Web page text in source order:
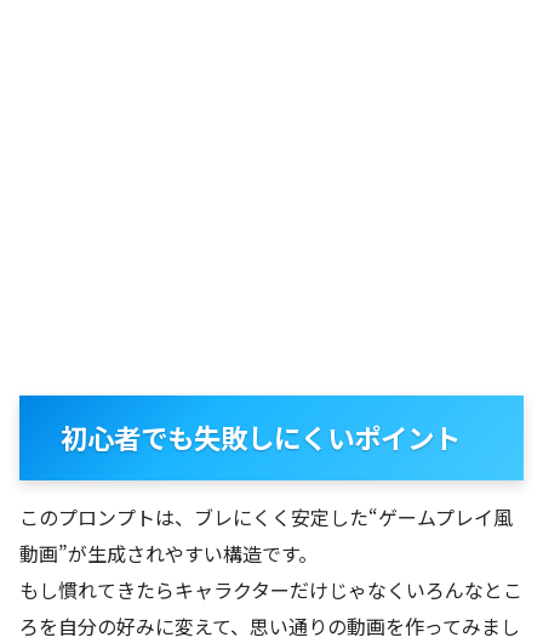
初心者でも失敗しにくいポイント
このプロンプトは、ブレにくく安定した“ゲームプレイ風
動画”が生成されやすい構造です。
もし慣れてきたらキャラクターだけじゃなくいろんなとこ
ろを自分の好みに変えて、思い通りの動画を作ってみまし